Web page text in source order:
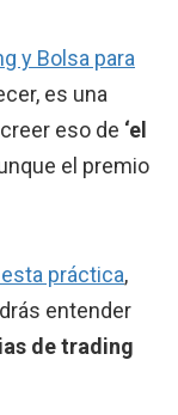
y Bolsa para
es una
eso de ‘el
el premio
práctica,
entender
de trading